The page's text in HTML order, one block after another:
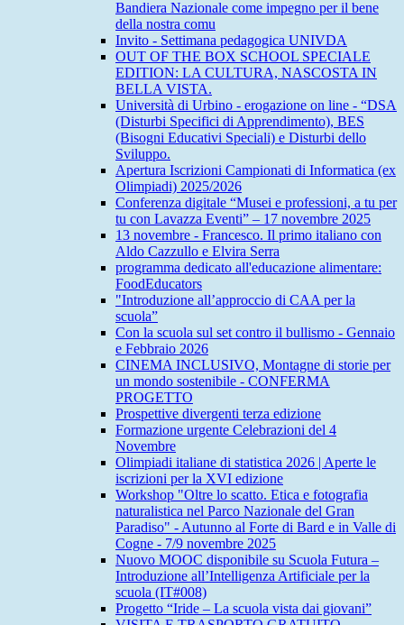
Bandiera Nazionale come impegno per il bene
della nostra comu
Invito - Settimana pedagogica UNIVDA
OUT OF THE BOX SCHOOL SPECIALE
EDITION: LA CULTURA, NASCOSTA IN
BELLA VISTA.
Università di Urbino - erogazione on line - “DSA
(Disturbi Specifici di Apprendimento), BES
(Bisogni Educativi Speciali) e Disturbi dello
Sviluppo.
Apertura Iscrizioni Campionati di Informatica (ex
Olimpiadi) 2025/2026
Conferenza digitale “Musei e professioni, a tu per
tu con Lavazza Eventi” – 17 novembre 2025
13 novembre - Francesco. Il primo italiano con
Aldo Cazzullo e Elvira Serra
programma dedicato all'educazione alimentare:
FoodEducators
"Introduzione all’approccio di CAA per la
scuola”
Con la scuola sul set contro il bullismo - Gennaio
e Febbraio 2026
CINEMA INCLUSIVO, Montagne di storie per
un mondo sostenibile - CONFERMA
PROGETTO
Prospettive divergenti terza edizione
Formazione urgente Celebrazioni del 4
Novembre
Olimpiadi italiane di statistica 2026 | Aperte le
iscrizioni per la XVI edizione
Workshop "Oltre lo scatto. Etica e fotografia
naturalistica nel Parco Nazionale del Gran
Paradiso" - Autunno al Forte di Bard e in Valle di
Cogne - 7/9 novembre 2025
Nuovo MOOC disponibile su Scuola Futura –
Introduzione all’Intelligenza Artificiale per la
scuola (IT#008)
Progetto “Iride – La scuola vista dai giovani”